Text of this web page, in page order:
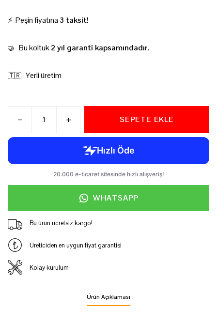
⚡ Peşin fiyatına 3 taksit!
🤝 Bu koltuk2 yıl garanti kapsamındadır.
🇹🇷 Yerli üretim
SEPETE EKLE
WHATSAPP
Bu ürün ücretsiz kargo!
Üreticiden en uygun fiyat garantisi
Kolay kurulum
Ürün Açıklaması